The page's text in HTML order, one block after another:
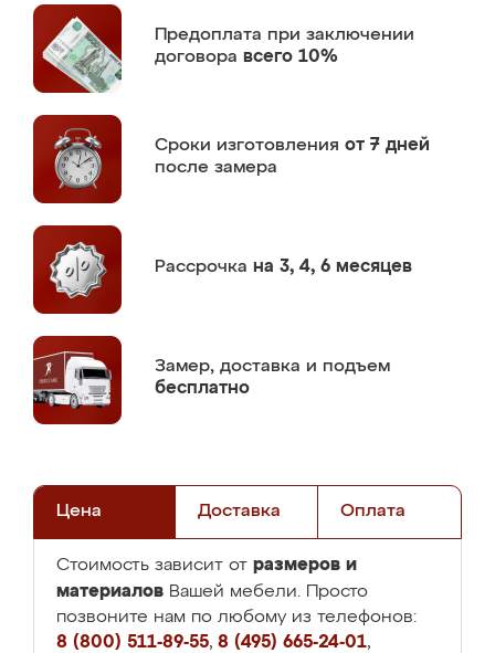
Предоплата при заключении
договора всего 10%
Сроки изготовления от 7 дней
после замера
Рассрочка на 3, 4, 6 месяцев
Замер, доставка и подъем
бесплатно
Цена Доставка Оплата
Стоимость зависит от размеров и
материалов Вашей мебели. Просто
позвоните нам по любому из телефонов:
8 (800) 511-89-55, 8 (495) 665-24-01,